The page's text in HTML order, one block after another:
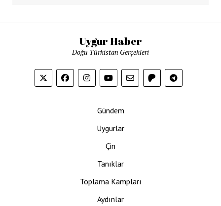
Uygur Haber
Doğu Türkistan Gerçekleri
Gündem
Uygurlar
Çin
Tanıklar
Toplama Kampları
Aydınlar